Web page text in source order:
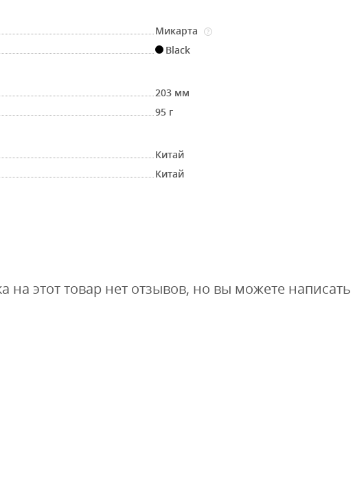
Микарта ?
Black
203 мм
95 г
Китай
Китай
на этот товар нет отзывов, но вы можете